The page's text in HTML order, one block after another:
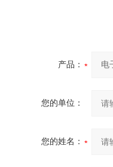
产品：
您的单位：
您的姓名：